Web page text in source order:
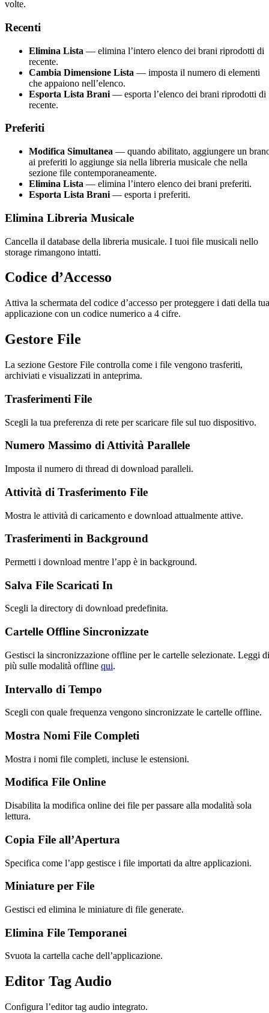
volte.
Recenti
Elimina Lista — elimina l’intero elenco dei brani riprodotti di
recente.
Cambia Dimensione Lista — imposta il numero di elementi
che appaiono nell’elenco.
Esporta Lista Brani — esporta l’elenco dei brani riprodotti di
recente.
Preferiti
Modifica Simultanea — quando abilitato, aggiungere un
ai preferiti lo aggiunge sia nella libreria musicale che nella
sezione file contemporaneamente.
Elimina Lista — elimina l’intero elenco dei brani preferiti.
Esporta Lista Brani — esporta i preferiti.
Elimina Libreria Musicale
Cancella il database della libreria musicale. I tuoi file musicali nello
storage rimangono intatti.
Codice d’Accesso
Attiva la schermata del codice d’accesso per proteggere i dati della tua
applicazione con un codice numerico a 4 cifre.
Gestore File
La sezione Gestore File controlla come i file vengono trasferiti,
archiviati e visualizzati in anteprima.
Trasferimenti File
Scegli la tua preferenza di rete per scaricare file sul tuo dispositivo.
Numero Massimo di Attività Parallele
Imposta il numero di thread di download paralleli.
Attività di Trasferimento File
Mostra le attività di caricamento e download attualmente attive.
Trasferimenti in Background
Permetti i download mentre l’app è in background.
Salva File Scaricati In
Scegli la directory di download predefinita.
Cartelle Offline Sincronizzate
Gestisci la sincronizzazione offline per le cartelle selezionate. Leggi di
più sulle modalità offline qui.
Intervallo di Tempo
Scegli con quale frequenza vengono sincronizzate le cartelle offline.
Mostra Nomi File Completi
Mostra i nomi file completi, incluse le estensioni.
Modifica File Online
Disabilita la modifica online dei file per passare alla modalità sola
lettura.
Copia File all’Apertura
Specifica come l’app gestisce i file importati da altre applicazioni.
Miniature per File
Gestisci ed elimina le miniature di file generate.
Elimina File Temporanei
Svuota la cartella cache dell’applicazione.
Editor Tag Audio
Configura l’editor tag audio integrato.